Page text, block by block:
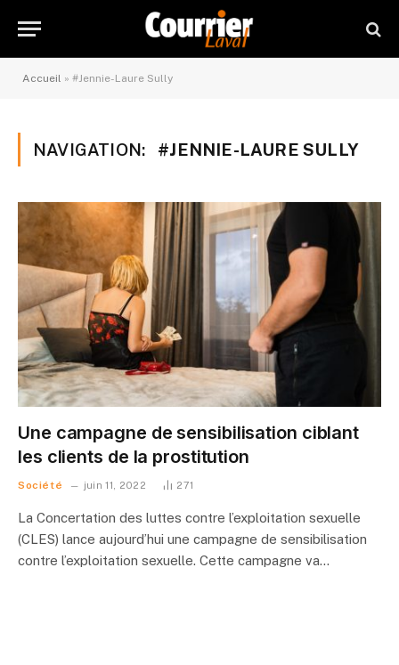
Accueil » #Jennie-Laure Sully
NAVIGATION: #JENNIE-LAURE SULLY
Une campagne de sensibilisation ciblant
les clients de la prostitution
Société juin 11, 2022 271
La Concertation des luttes contre l’exploitation sexuelle
(CLES) lance aujourd’hui une campagne de sensibilisation
contre l’exploitation sexuelle. Cette campagne va…